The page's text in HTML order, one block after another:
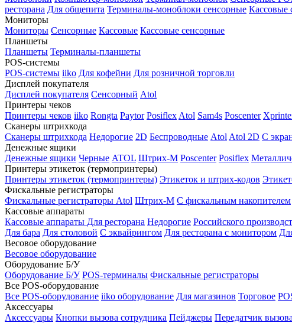
ресторана Для общепита Терминалы-моноблоки сенсорные Кассовые
Мониторы
Мониторы Сенсорные Кассовые Кассовые сенсорные
Планшеты
Планшеты Терминалы-планшеты
POS-системы
POS-системы iiko Для кофейни Для розничной торговли
Дисплей покупателя
Дисплей покупателя Сенсорный Atol
Принтеры чеков
Принтеры чеков iiko Rongta Paytor Posiflex Atol Sam4s Poscenter
Сканеры штрихкода
Сканеры штрихкода Недорогие 2D Беспроводные Atol Atol 2D С
Денежные ящики
Денежные ящики Черные ATOL Штрих-М Poscenter Posiflex
Принтеры этикеток (термопринтеры)
Принтеры этикеток (термопринтеры) Этикеток и штрих-кодов
Фискальные регистраторы
Фискальные регистраторы Atol Штрих-М С фискальным накопителем
Кассовые аппараты
Кассовые аппараты Для ресторана Недорогие Российского
Для бара Для столовой С эквайрингом Для ресторана с монитором
Весовое оборудование
Весовое оборудование
Оборудование Б/У
Оборудование Б/У POS-терминалы Фискальные регистраторы
Все POS-оборудование
Все POS-оборудование iiko оборудование Для магазинов Торговое
Аксессуары
Аксессуары Кнопки вызова сотрудника Пейджеры Передатчик вызова